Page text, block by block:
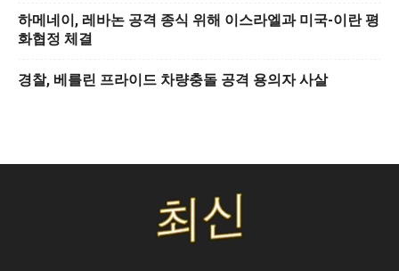
하메네이, 레바논 공격 종식 위해 이스라엘과 미국-이란 평
화협정 체결
경찰, 베를린 프라이드 차량충돌 공격 용의자 사살